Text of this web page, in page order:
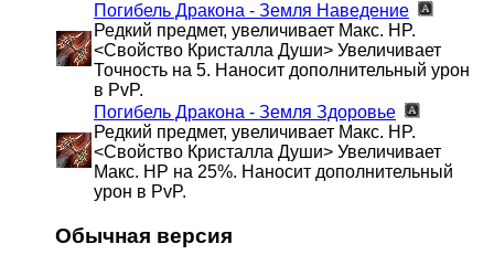
Погибель Дракона - Земля Наведение
Редкий предмет, увеличивает Макс. HP.
<Свойство Кристалла Души> Увеличивает
Точность на 5. Наносит дополнительный урон
в PvP.
Погибель Дракона - Земля Здоровье
Редкий предмет, увеличивает Макс. HP.
<Свойство Кристалла Души> Увеличивает
Макс. HP на 25%. Наносит дополнительный
урон в PvP.
Обычная версия